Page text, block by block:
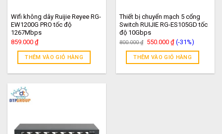
Wifi không dây Ruijie Reyee RG-
EW1200G PRO tốc độ
1267Mbps
859.000 ₫
THÊM VÀO GIỎ HÀNG
Thiết bị chuyển mạch 5 cổng
Switch RUIJIE RG-ES105GD tốc
độ 10Gbps
800.000₫
Giá
là:
800.000 ₫.
550.000 ₫Giá
hiện
tại
là:
(-31%)
THÊM VÀO GIỎ HÀNG